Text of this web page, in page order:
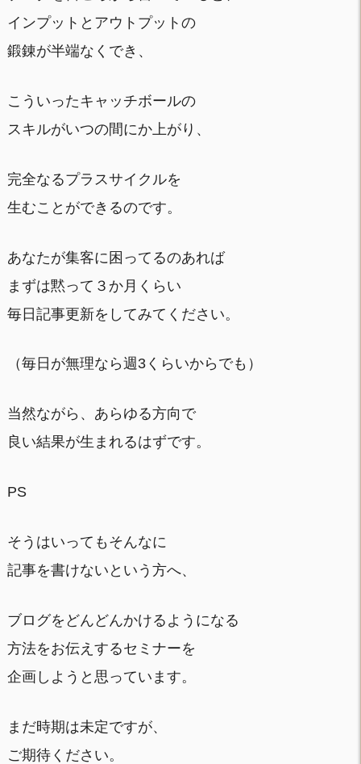
インプットとアウトプットの
鍛錬が半端なくでき、
こういったキャッチボールの
スキルがいつの間にか上がり、
完全なるプラスサイクルを
生むことができるのです。
あなたが集客に困ってるのあれば
まずは黙って３か月くらい
毎日記事更新をしてみてください。
（毎日が無理なら週3くらいからでも）
当然ながら、あらゆる方向で
良い結果が生まれるはずです。
PS
そうはいってもそんなに
記事を書けないという方へ、
ブログをどんどんかけるようになる
方法をお伝えするセミナーを
企画しようと思っています。
まだ時期は未定ですが、
ご期待ください。